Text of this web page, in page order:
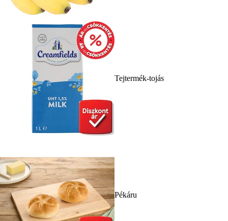
Tejtermék-tojás
Pékáru